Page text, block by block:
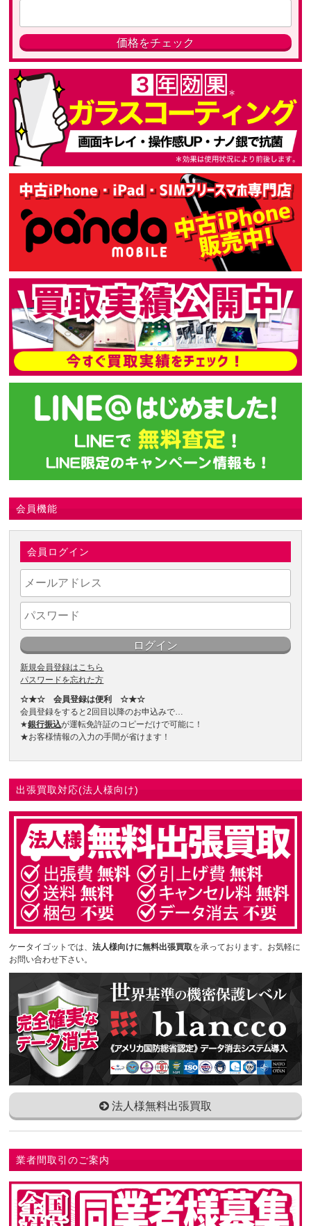
会員機能
会員ログイン
新規会員登録はこちら
パスワードを忘れた方
☆★☆ 会員登録は便利 ☆★☆
会員登録をすると2回目以降のお申込みで…
★銀行振込が運転免許証のコピーだけで可能に！
★お客様情報の入力の手間が省けます！
出張買取対応(法人様向け)
ケータイゴットでは、法人様向けに無料出張買取を承っております。お気軽に
お問い合わせ下さい。
法人様無料出張買取
業者間取引のご案内